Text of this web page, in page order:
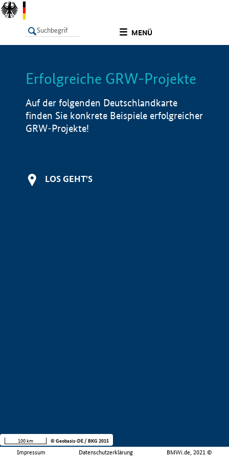
MENÜ
LISTE Info
Erfolgreiche GRW-Projekte
Auf der folgenden Deutschlandkarte
finden Sie konkrete Beispiele erfolgreicher
GRW-Projekte!
LOS GEHT'S
Impressum Datenschutzerklärung BMWi.de, 2021 ©
100 km © Geobasis-DE / BKG 2015